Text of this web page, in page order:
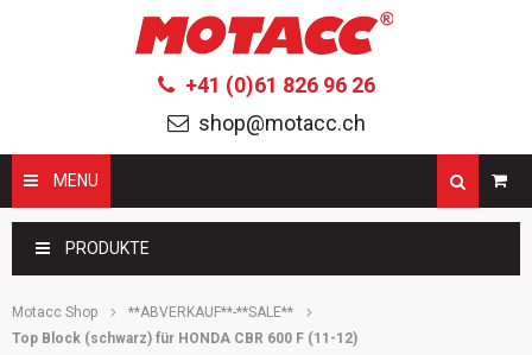
+41 (0)61 826 96 26
shop@motacc.ch
MENU Suchbegriffe
PRODUKTE
Motacc Shop
**ABVERKAUF**-**SALE**
Top Block (schwarz) für HONDA CBR 600 F (11-12)